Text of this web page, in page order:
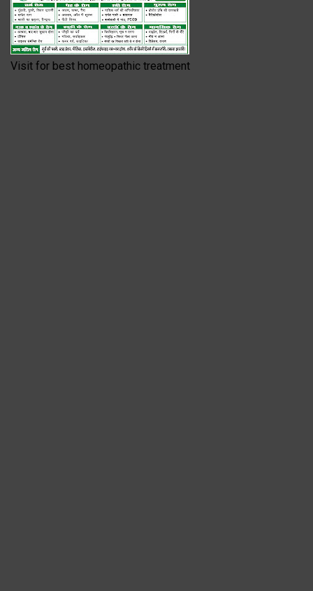
Visit for best homeopathic treatment